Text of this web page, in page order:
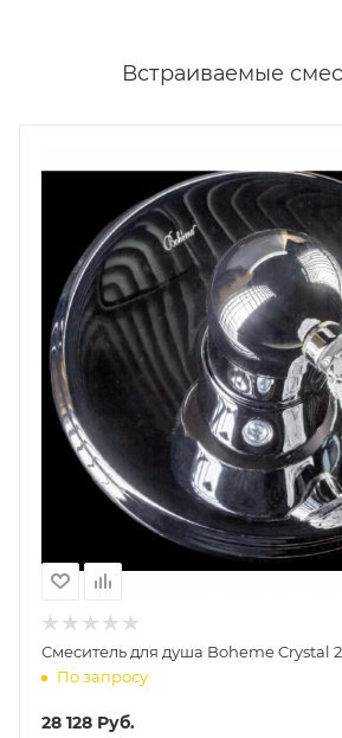
Встраиваемые
Смеситель для душа Boheme Crystal
По запросу
28 128 Руб.